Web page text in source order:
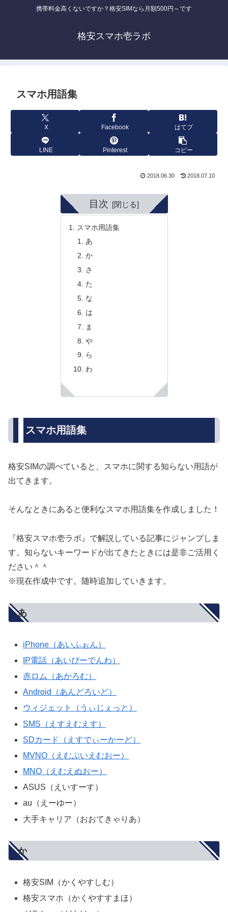
携帯料金高くないですか？格安SIMなら月額500円～です
格安スマホ壱ラボ
スマホ用語集
X Facebook はてブ
LINE Pinterest コピー
2018.06.30 2018.07.10
目次
スマホ用語集
あ
か
さ
た
な
は
ま
や
ら
わ
スマホ用語集
格安SIMの調べていると、スマホに関する知らない用語が
出てきます。
そんなときにあると便利なスマホ用語集を作成しました！
『格安スマホ壱ラボ』で解説している記事にジャンプしま
す。知らないキーワードが出てきたときには是非ご活用く
ださい＾＾
※現在作成中です。随時追加していきます。
あ
iPhone（あいふぉん）
IP電話（あいぴーでんわ）
赤ロム（あかろむ）
Android（あんどろいど）
ウィジェット（うぃじぇっと）
SMS（えすえむえす）
SDカード（えすでぃーかーど）
MVNO（えむぶいえむおー）
MNO（えむえぬおー）
ASUS（えいすーす）
au（えーゆー）
大手キャリア（おおてきゃりあ）
か
格安SIM（かくやすしむ）
格安スマホ（かくやすすまほ）